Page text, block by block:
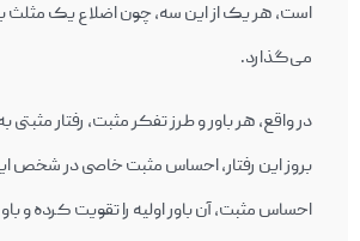
است، هر یک از این سه، چون اضلاع یک مثلث
می‌گذارد.
بروز این رفتار، احساس مثبت خاصی در شخص
احساس مثبت، آن باور اولیه را تقویت کرده و